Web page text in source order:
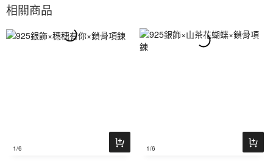
相關商品
1/6 1/6